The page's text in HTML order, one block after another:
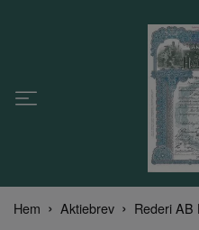
Hem Aktiebrev Rederi AB